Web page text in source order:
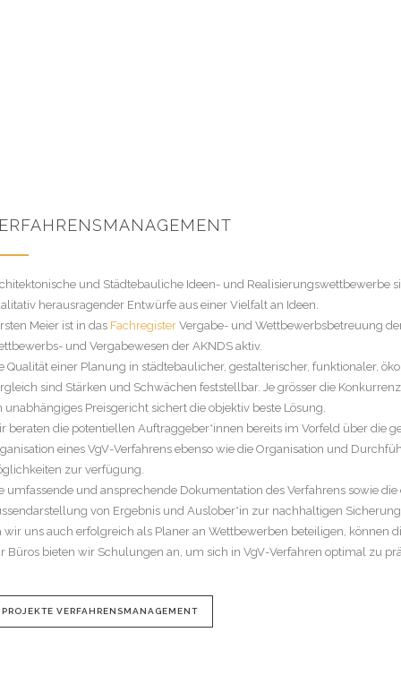
und Städtebauliche Ideen- und
herausragender Entwürfe aus einer Vielfalt an Ideen.
Meier ist in das Fachregister Vergabe- und Wettbewerbsbetreuung
und Vergabewesen der AKNDS aktiv.
Qualität einer Planung in städtebaulicher, gestalterischer, funktionaler,
sind Stärken und Schwächen feststellbar. Je grösser die
unabhängiges Preisgericht sichert die objektiv beste Lösung.
beraten die potentiellen Auftraggeber*innen bereits im Vorfeld über die
eines VgV-Verfahrens ebenso wie die Organisation und
zur verfügung.
umfassende und ansprechende Dokumentation des Verfahrens sowie
von Ergebnis und Auslober*in zur nachhaltigen
wir uns auch erfolgreich als Planer an Wettbewerben beteiligen,
Büros bieten wir Schulungen an, um sich in VgV-Verfahren optimal zu
PROJEKTE VERFAHRENSMANAGEMENT